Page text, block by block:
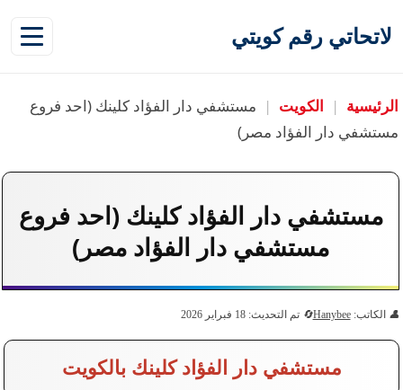
لاتحاتي رقم كويتي
الرئيسية | الكويت | مستشفي دار الفؤاد كلينك (احد فروع
مستشفي دار الفؤاد مصر)
مستشفي دار الفؤاد كلينك (احد فروع
مستشفي دار الفؤاد مصر)
الكاتب:Hanybee تم التحديث: 18 فبراير 2026
مستشفي دار الفؤاد كلينك بالكويت